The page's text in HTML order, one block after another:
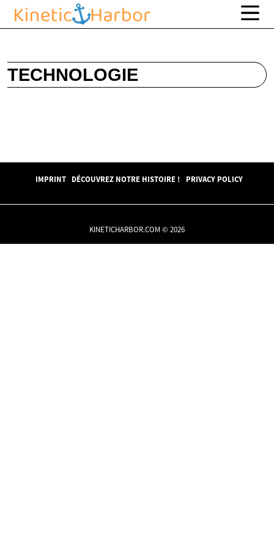
TECHNOLOGIE
IMPRINT DÉCOUVREZ NOTRE HISTOIRE ! PRIVACY POLICY
KINETICHARBOR.COM © 2026